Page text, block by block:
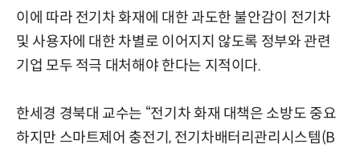
이에 따라 전기차 화재에 대한 과도한 불안감이 전기차
및 사용자에 대한 차별로 이어지지 않도록 정부와 관련
기업 모두 적극 대처해야 한다는 지적이다.
한세경 경북대 교수는 “전기차 화재 대책은 소방도 중요
하지만 스마트제어 충전기, 전기차배터리관리시스템(B